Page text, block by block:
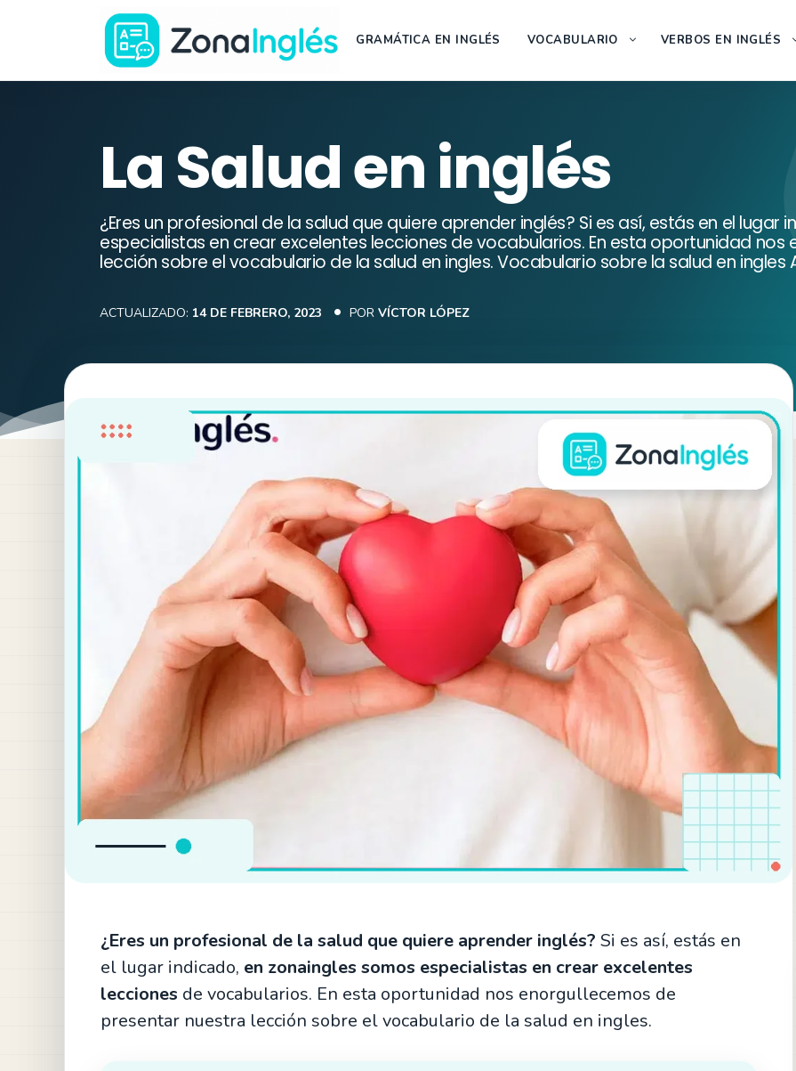
Ir
portada
de
ZonaInglés
GRAMÁTICA EN INGLÉS VOCABULARIO VERBOS EN INGLÉS
La Salud en inglés
¿Eres un profesional de la salud que quiere aprender inglés? Si es así, estás en el lugar
especialistas en crear excelentes lecciones de vocabularios. En esta oportunidad
lección sobre el vocabulario de la salud en ingles. Vocabulario sobre la salud en ingles
ACTUALIZADO: 14 DE FEBRERO, 2023 POR VÍCTOR LÓPEZ
¿Eres un profesional de la salud que quiere aprender inglés? Si es así, estás en
el lugar indicado, en zonaingles somos especialistas en crear excelentes
lecciones de vocabularios. En esta oportunidad nos enorgullecemos de
presentar nuestra lección sobre el vocabulario de la salud en ingles.